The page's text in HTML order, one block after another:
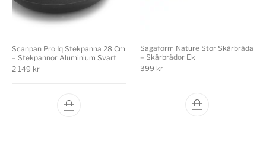
Scanpan Pro Iq Stekpanna 28 Cm
– Stekpannor Aluminium Svart
2 149 kr
Sagaform Nature Stor Skärbräda
– Skärbrädor Ek
399 kr